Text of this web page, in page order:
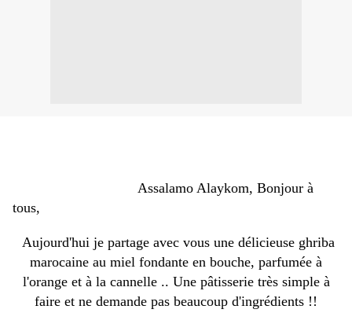
Assalamo Alaykom, Bonjour à
tous,
Aujourd'hui je partage avec vous une délicieuse ghriba
marocaine au miel fondante en bouche, parfumée à
l'orange et à la cannelle .. Une pâtisserie très simple à
faire et ne demande pas beaucoup d'ingrédients !!